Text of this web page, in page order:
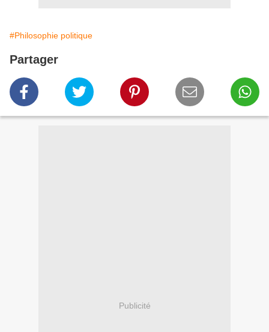
#Philosophie politique
Partager
Publicité